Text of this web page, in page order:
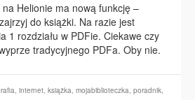
Helionie ma nową funkcję –
do książki. Na razie jest
1 rozdziału w PDFie. Ciekawe czy
tradycyjnego PDFa. Oby nie.
, internet, książka, mojabiblioteczka, poradnik,